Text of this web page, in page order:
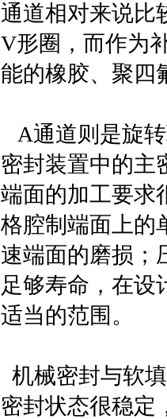
通道相对来说比
V形圈，而作为
能的橡胶、聚四
A通道则是旋
密封装置中的主
端面的加工要求
格腔制端面上的
速端面的磨损；
足够寿命，在设
适当的范围。
机械密封与软
密封状态很稳定